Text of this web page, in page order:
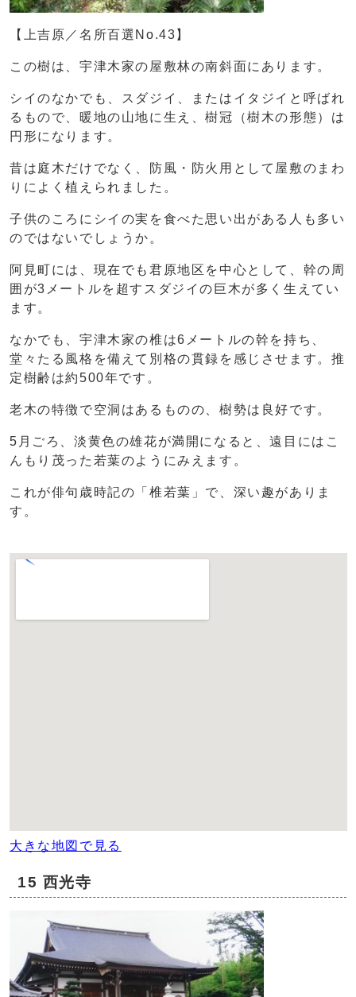
【上吉原／名所百選No.43】
この樹は、宇津木家の屋敷林の南斜面にあります。
シイのなかでも、スダジイ、またはイタジイと呼ばれ
るもので、暖地の山地に生え、樹冠（樹木の形態）は
円形になります。
昔は庭木だけでなく、防風・防火用として屋敷のまわ
りによく植えられました。
子供のころにシイの実を食べた思い出がある人も多い
のではないでしょうか。
阿見町には、現在でも君原地区を中心として、幹の周
囲が3メートルを超すスダジイの巨木が多く生えてい
ます。
なかでも、宇津木家の椎は6メートルの幹を持ち、
堂々たる風格を備えて別格の貫録を感じさせます。推
定樹齢は約500年です。
老木の特徴で空洞はあるものの、樹勢は良好です。
5月ごろ、淡黄色の雄花が満開になると、遠目にはこ
んもり茂った若葉のようにみえます。
これが俳句歳時記の「椎若葉」で、深い趣がありま
す。
大きな地図で見る
15 西光寺